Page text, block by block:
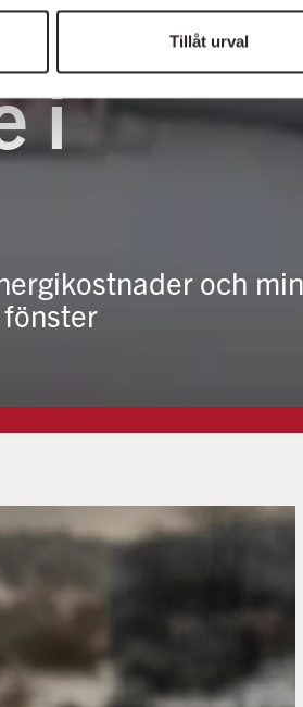
Tillåt urval
i
och